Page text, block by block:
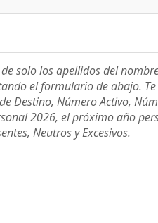
solo los apellidos del
el formulario de abajo.
Destino, Número Activo,
2026, el próximo año
Neutros y Excesivos.